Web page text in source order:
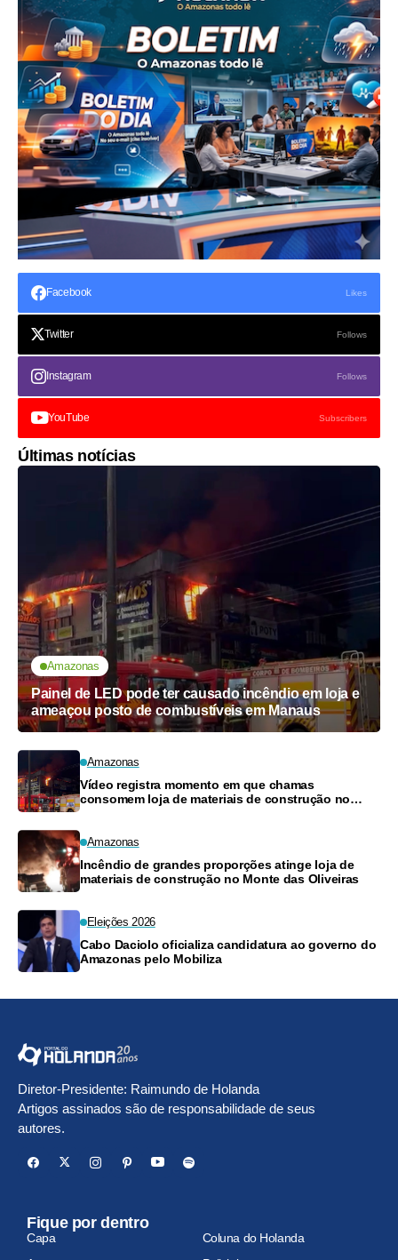
Facebook Likes
Twitter Follows
Instagram Follows
YouTube Subscribers
Últimas notícias
Amazonas
Painel de LED pode ter causado incêndio em loja e
ameaçou posto de combustíveis em Manaus
Amazonas
Vídeo registra momento em que chamas
consomem loja de materiais de construção no
Amazonas
Incêndio de grandes proporções atinge loja de
materiais de construção no Monte das Oliveiras
Eleições 2026
Cabo Daciolo oficializa candidatura ao governo do
Amazonas pelo Mobiliza
Diretor-Presidente: Raimundo de Holanda
Artigos assinados são de responsabilidade de seus
autores.
Fique por dentro
Capa
Coluna do Holanda